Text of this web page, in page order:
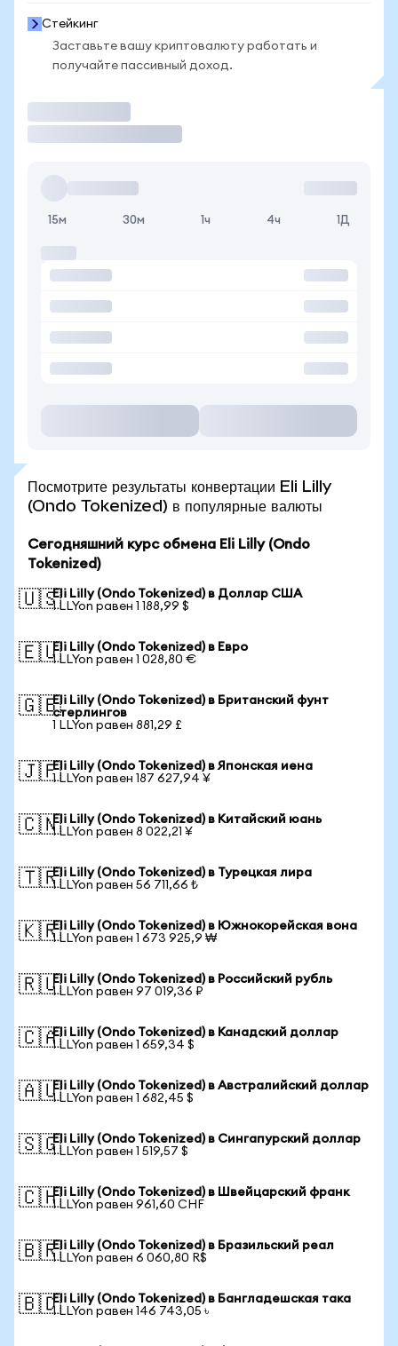
Стейкинг
Заставьте вашу криптовалюту работать и
получайте пассивный доход.
15м 30м 1ч 4ч 1Д
Посмотрите результаты конвертации Eli Lilly
(Ondo Tokenized) в популярные валюты
Сегодняшний курс обмена Eli Lilly (Ondo
Tokenized)
🇺🇸Eli Lilly (Ondo Tokenized) в Доллар США
1 LLYon равен 1 188,99 $
🇪🇺Eli Lilly (Ondo Tokenized) в Евро
1 LLYon равен 1 028,80 €
🇬🇧Eli Lilly (Ondo Tokenized) в Британский фунт
стерлингов
1 LLYon равен 881,29 £
🇯🇵Eli Lilly (Ondo Tokenized) в Японская иена
1 LLYon равен 187 627,94 ¥
🇨🇳Eli Lilly (Ondo Tokenized) в Китайский юань
1 LLYon равен 8 022,21 ¥
🇹🇷Eli Lilly (Ondo Tokenized) в Турецкая лира
1 LLYon равен 56 711,66 ₺
🇰🇷Eli Lilly (Ondo Tokenized) в Южнокорейская вона
1 LLYon равен 1 673 925,9 ₩
🇷🇺Eli Lilly (Ondo Tokenized) в Российский рубль
1 LLYon равен 97 019,36 ₽
🇨🇦Eli Lilly (Ondo Tokenized) в Канадский доллар
1 LLYon равен 1 659,34 $
🇦🇺Eli Lilly (Ondo Tokenized) в Австралийский доллар
1 LLYon равен 1 682,45 $
🇸🇬Eli Lilly (Ondo Tokenized) в Сингапурский доллар
1 LLYon равен 1 519,57 $
🇨🇭Eli Lilly (Ondo Tokenized) в Швейцарский франк
1 LLYon равен 961,60 CHF
🇧🇷Eli Lilly (Ondo Tokenized) в Бразильский реал
1 LLYon равен 6 060,80 R$
🇧🇩Eli Lilly (Ondo Tokenized) в Бангладешская така
1 LLYon равен 146 743,05 ৳